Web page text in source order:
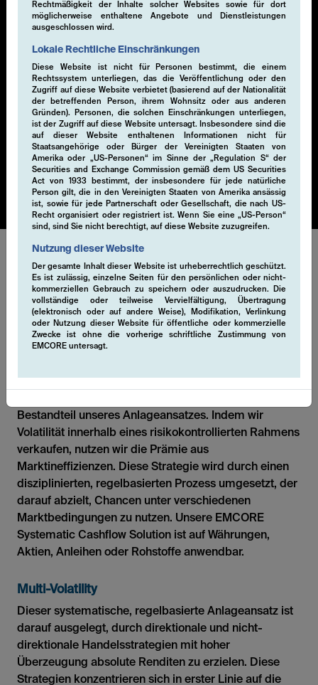
Rechtmäßigkeit der Inhalte solcher Websites sowie für dort
möglicherweise enthaltene Angebote und Dienstleistungen
ausgeschlossen wird.
Lokale Rechtliche Einschränkungen
Diese Website ist nicht für Personen bestimmt, die einem
Rechtssystem unterliegen, das die Veröffentlichung oder den
Zugriff auf diese Website verbietet (basierend auf der Nationalität
der betreffenden Person, ihrem Wohnsitz oder aus anderen
Gründen). Personen, die solchen Einschränkungen unterliegen,
ist der Zugriff auf diese Website untersagt. Insbesondere sind die
auf dieser Website enthaltenen Informationen nicht für
Staatsangehörige oder Bürger der Vereinigten Staaten von
Amerika oder „US-Personen“ im Sinne der „Regulation S“ der
Securities and Exchange Commission gemäß dem US Securities
Act von 1933 bestimmt, der insbesondere für jede natürliche
Person gilt, die in den Vereinigten Staaten von Amerika ansässig
ist, sowie für jede Partnerschaft oder Gesellschaft, die nach US-
Recht organisiert oder registriert ist. Wenn Sie eine „US-Person“
sind, sind Sie nicht berechtigt, auf diese Website zuzugreifen.
Nutzung dieser Website
Der gesamte Inhalt dieser Website ist urheberrechtlich geschützt.
Es ist zulässig, einzelne Seiten für den persönlichen oder nicht-
kommerziellen Gebrauch zu speichern oder auszudrucken. Die
vollständige oder teilweise Vervielfältigung, Übertragung
(elektronisch oder auf andere Weise), Modifikation, Verlinkung
oder Nutzung dieser Website für öffentliche oder kommerzielle
Zwecke ist ohne die vorherige schriftliche Zustimmung von
EMCORE untersagt.
Liquid Alternatives
Unsere liquiden alternativen Anlagelösungen nutzen
Derivate, um durch innovative Strategien, die
traditionelle Portfolios ergänzen, systematisch
zusätzliches Alpha zu generieren. Durch den flexiblen
Zugriff ermöglichen diese Lösungen eine schnelle
Reaktion auf Marktveränderungen. Sie bieten robuste
und massgeschneiderte Optionen zur Diversifizierung
von Portfolios, zur Navigation in komplexen Märkten
und zur Erzielung risikobereinigter Renditen.
Unsere Strategien können auf verschiedene einzelne
Anlageklassen oder eine Kombination davon
angewendet werden.
Single-Volatility
systematische Derivatestrategien, insbesondere
Bestandteil unseres Anlageansatzes. Indem wir
Volatilität innerhalb eines risikokontrollierten Rahmens
verkaufen, nutzen wir die Prämie aus
Marktineffizienzen. Diese Strategie wird durch einen
disziplinierten, regelbasierten Prozess umgesetzt, der
darauf abzielt, Chancen unter verschiedenen
Marktbedingungen zu nutzen. Unsere EMCORE
Systematic Cashflow Solution ist auf Währungen,
Aktien, Anleihen oder Rohstoffe anwendbar.
Multi-Volatility
Dieser systematische, regelbasierte Anlageansatz ist
darauf ausgelegt, durch direktionale und nicht-
direktionale Handelsstrategien mit hoher
Überzeugung absolute Renditen zu erzielen. Diese
Strategien konzentrieren sich in erster Linie auf die